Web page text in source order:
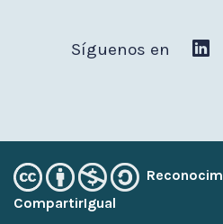
Síguenos en
CompartirIgual